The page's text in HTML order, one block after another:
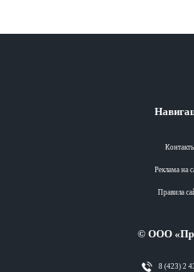
Реклама на
Правила
© ООО
8 (423) 2